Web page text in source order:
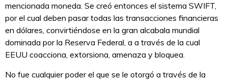
mencionada moneda. Se creó entonces el sistema SWIFT,
por el cual deben pasar todas las transacciones financieras
en dólares, convirtiéndose en la gran alcabala mundial
dominada por la Reserva Federal, a a través de la cual
EEUU coacciona, extorsiona, amenaza y bloquea.
No fue cualquier poder el que se le otorgó a través de la